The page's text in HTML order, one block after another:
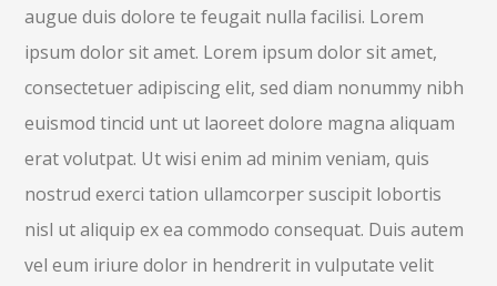
augue duis dolore te feugait nulla facilisi. Lorem
ipsum dolor sit amet. Lorem ipsum dolor sit amet,
consectetuer adipiscing elit, sed diam nonummy nibh
euismod tincid unt ut laoreet dolore magna aliquam
erat volutpat. Ut wisi enim ad minim veniam, quis
nostrud exerci tation ullamcorper suscipit lobortis
nisl ut aliquip ex ea commodo consequat. Duis autem
vel eum iriure dolor in hendrerit in vulputate velit